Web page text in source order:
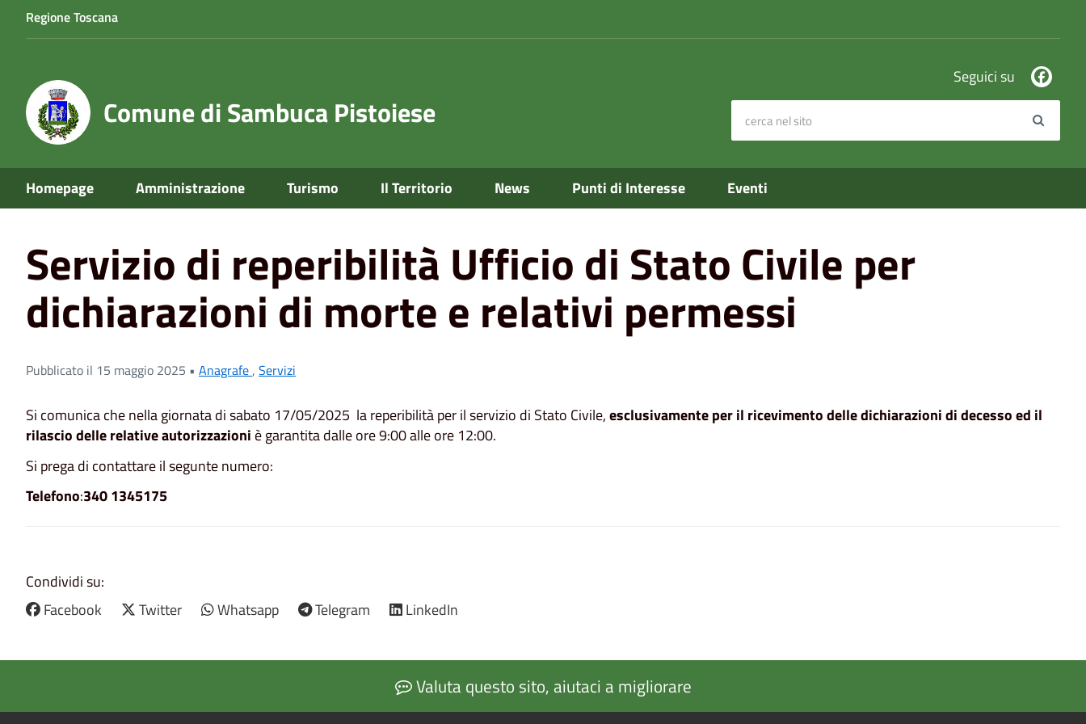
Regione Toscana
Comune di Sambuca Pistoiese
Seguici su
Homepage Amministrazione Turismo Il Territorio News Punti di Interesse Eventi
Home News Servizio di reperibilità Ufficio di Stato Civile per dichiarazioni di morte e relativi permessi
Servizio di reperibilità Ufficio di Stato Civile per
dichiarazioni di morte e relativi permessi
Pubblicato il 15 maggio 2025 • Anagrafe, Servizi
Si comunica che nella giornata di sabato 17/05/2025 la reperibilità per il servizio di Stato Civile,esclusivamenteper il ricevimento delle dichiarazioni di decesso ed il
rilascio delle relative autorizzazioni è garantita dalle ore 9:00 alle ore 12:00.
Si prega di contattare il segunte numero:
Telefono:340 1345175
Condividi su:
Facebook
Twitter Whatsapp Telegram LinkedIn
Valuta questo sito, aiutaci a migliorare